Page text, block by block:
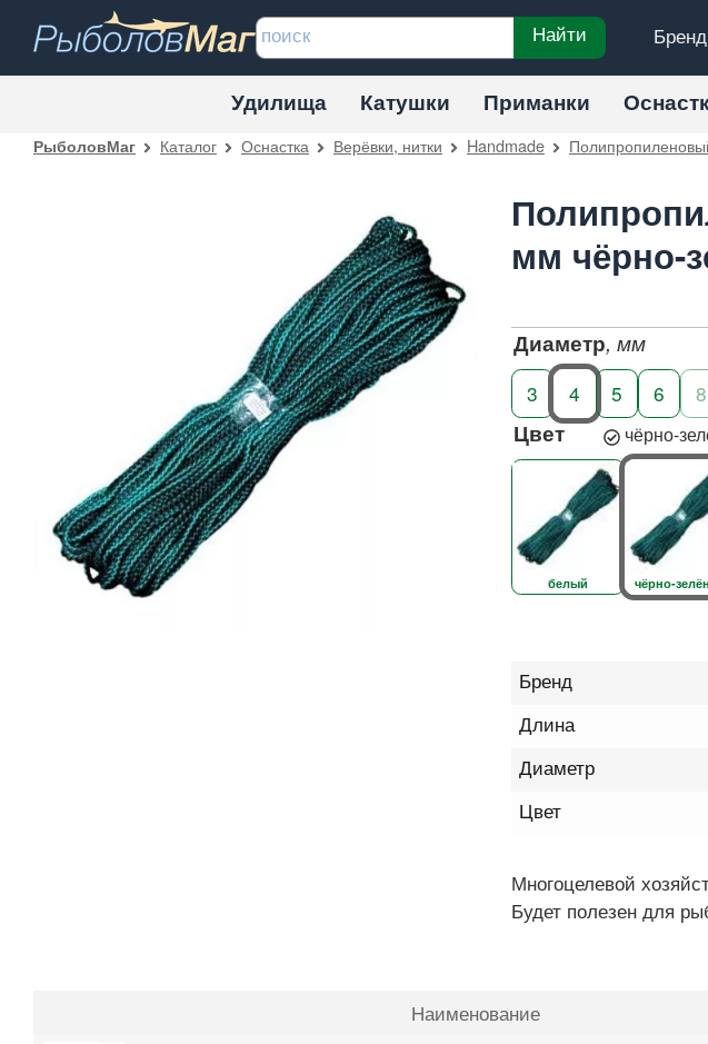
Найти
Удилища Катушки Приманки
РыболовМаг Каталог Оснастка Верёвки, нитки Handmade
мм чёрно-
Диаметр, мм
3 4 5 6 8
Цвет чёрно-
белый чёрно-
Бренд
Длина
Диаметр
Цвет
Многоцелевой
Будет полезен для
Наименование